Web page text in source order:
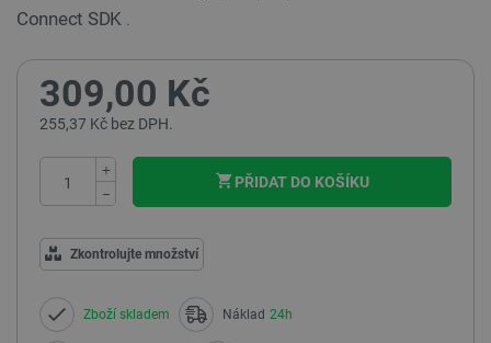
Connect SDK .
309,00 Kč
255,37 Kč bez DPH.
+
−
PŘIDAT DO KOŠÍKU
Zkontrolujte množství
Zboží skladem Náklad 24h